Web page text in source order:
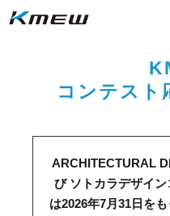
コンテスト
ARCHITECTURAL
び ソトカラデザイ
は2026年7月31日を